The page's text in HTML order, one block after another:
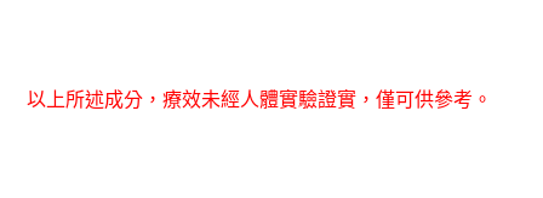
以上所述成分，療效未經人體實驗證實，僅可供參考。